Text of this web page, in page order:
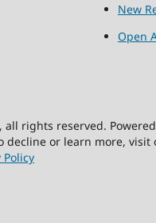
New
Open
all rights reserved.
decline or learn more,
Policy